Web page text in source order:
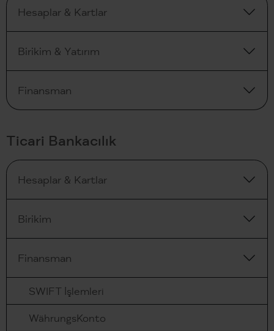
Hesaplar & Kartlar
Birikim & Yatırım
Finansman
Ticari Bankacılık
Hesaplar & Kartlar
Birikim
Finansman
SWIFT İşlemleri
WährungsKonto